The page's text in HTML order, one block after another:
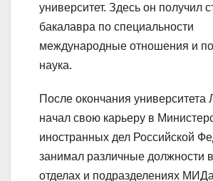
университет. Здесь он получил
бакалавра по специальности
международные отношения и
наука.
После окончания университета
начал свою карьеру в
иностранных дел Российской
занимал различные должности
отделах и подразделениях